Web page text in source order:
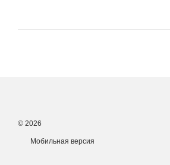
© 2026
Мобильная версия